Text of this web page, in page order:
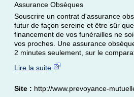
Assurance Obsèques
Souscrire un contrat d'assurance
futur de façon sereine et être sûr
financement de vos funérailles ne
vos proches. Une assurance
2 minutes seulement, sur le
Lire la suite
Site : http://www.prevoyance-